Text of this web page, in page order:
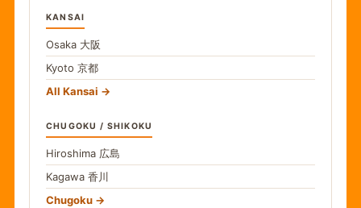
KANSAI
Osaka 大阪
Kyoto 京都
All Kansai
CHUGOKU / SHIKOKU
Hiroshima 広島
Kagawa 香川
Chugoku